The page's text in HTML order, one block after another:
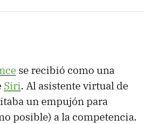
se recibió como una
Siri. Al asistente virtual de
un empujón para
posible) a la competencia.